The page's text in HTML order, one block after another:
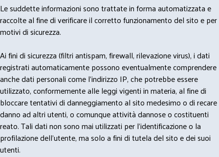
Le suddette informazioni sono trattate in forma automatizzata e
raccolte al fine di verificare il corretto funzionamento del sito e per
motivi di sicurezza.
Ai fini di sicurezza (filtri antispam, firewall, rilevazione virus), i dati
registrati automaticamente possono eventualmente comprendere
anche dati personali come l'indirizzo IP, che potrebbe essere
utilizzato, conformemente alle leggi vigenti in materia, al fine di
bloccare tentativi di danneggiamento al sito medesimo o di recare
danno ad altri utenti, o comunque attività dannose o costituenti
reato. Tali dati non sono mai utilizzati per l'identificazione o la
profilazione dell'utente, ma solo a fini di tutela del sito e dei suoi
utenti.